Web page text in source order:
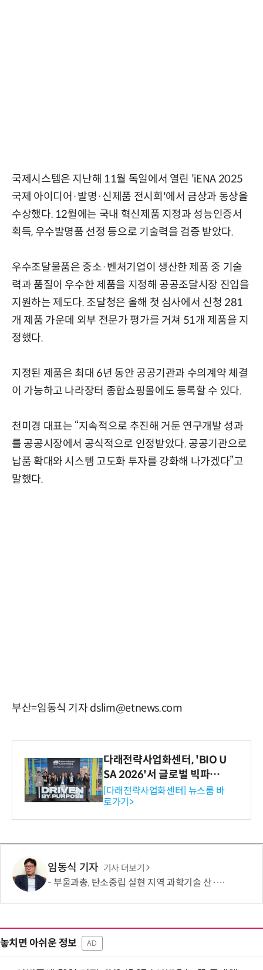
국제시스템은 지난해 11월 독일에서 열린 'iENA 2025
국제 아이디어·발명·신제품 전시회'에서 금상과 동상을
수상했다. 12월에는 국내 혁신제품 지정과 성능인증서
획득, 우수발명품 선정 등으로 기술력을 검증 받았다.
우수조달물품은 중소·벤처기업이 생산한 제품 중 기술
력과 품질이 우수한 제품을 지정해 공공조달시장 진입을
지원하는 제도다. 조달청은 올해 첫 심사에서 신청 281
개 제품 가운데 외부 전문가 평가를 거쳐 51개 제품을 지
정했다.
지정된 제품은 최대 6년 동안 공공기관과 수의계약 체결
이 가능하고 나라장터 종합쇼핑몰에도 등록할 수 있다.
천미경 대표는 “지속적으로 추진해 거둔 연구개발 성과
를 공공시장에서 공식적으로 인정받았다. 공공기관으로
납품 확대와 시스템 고도화 투자를 강화해 나가겠다”고
말했다.
부산=임동식 기자 dslim@etnews.com
다래전략사업화센터, 'BIO U
SA 2026'서 글로벌 빅파마
와의 비즈니스 미팅 지원…K
-바이오 해외 진출 교두보 확
보
[다래전략사업화센터] 뉴스룸 바
로가기>
임동식 기자 기사 더보기
부울과총, 탄소중립 실현 지역 과학기술 산·학·연·관 협력 모색
놓치면 아쉬운 정보 AD